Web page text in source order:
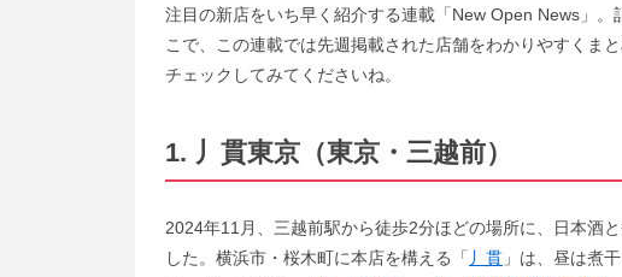
注目の新店をいち早く紹介する連載「New Open News」
こで、この連載では先週掲載された店舗をわかりやすくま
チェックしてみてくださいね。
1. 丿貫東京（東京・三越前）
2024年11月、三越前駅から徒歩2分ほどの場所に、日本酒
した。横浜市・桜木町に本店を構える「 丿貫 」は、昼は煮